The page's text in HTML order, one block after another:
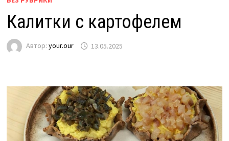
Калитки с картофелем
Автор: your.our 13.05.2025